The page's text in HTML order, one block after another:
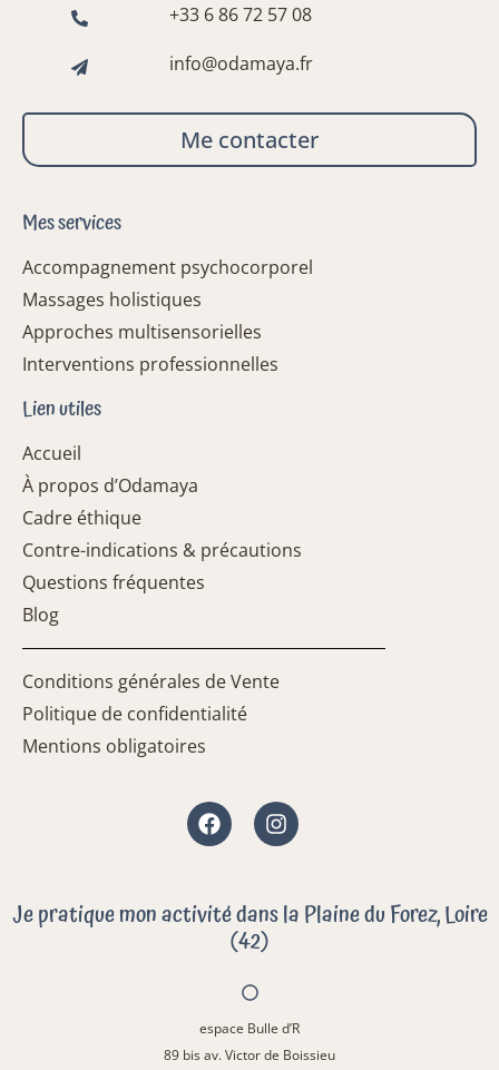
+33 6 86 72 57 08
info@odamaya.fr
Me contacter
Mes services
Accompagnement psychocorporel
Massages holistiques
Approches multisensorielles
Interventions professionnelles
Lien utiles
Accueil
À propos d’Odamaya
Cadre éthique
Contre-indications & précautions
Questions fréquentes
Blog
Conditions générales de Vente
Politique de confidentialité
Mentions obligatoires
FacebookInstagram
Je pratique mon activité dans la Plaine du Forez, Loire
(42)
espace Bulle d’R
89 bis av. Victor de Boissieu